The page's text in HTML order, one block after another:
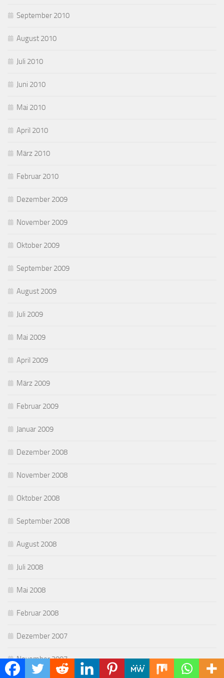
September 2010
August 2010
Juli 2010
Juni 2010
Mai 2010
April 2010
März 2010
Februar 2010
Dezember 2009
November 2009
Oktober 2009
September 2009
August 2009
Juli 2009
Mai 2009
April 2009
März 2009
Februar 2009
Januar 2009
Dezember 2008
November 2008
Oktober 2008
September 2008
August 2008
Juli 2008
Mai 2008
Februar 2008
Dezember 2007
November 2007